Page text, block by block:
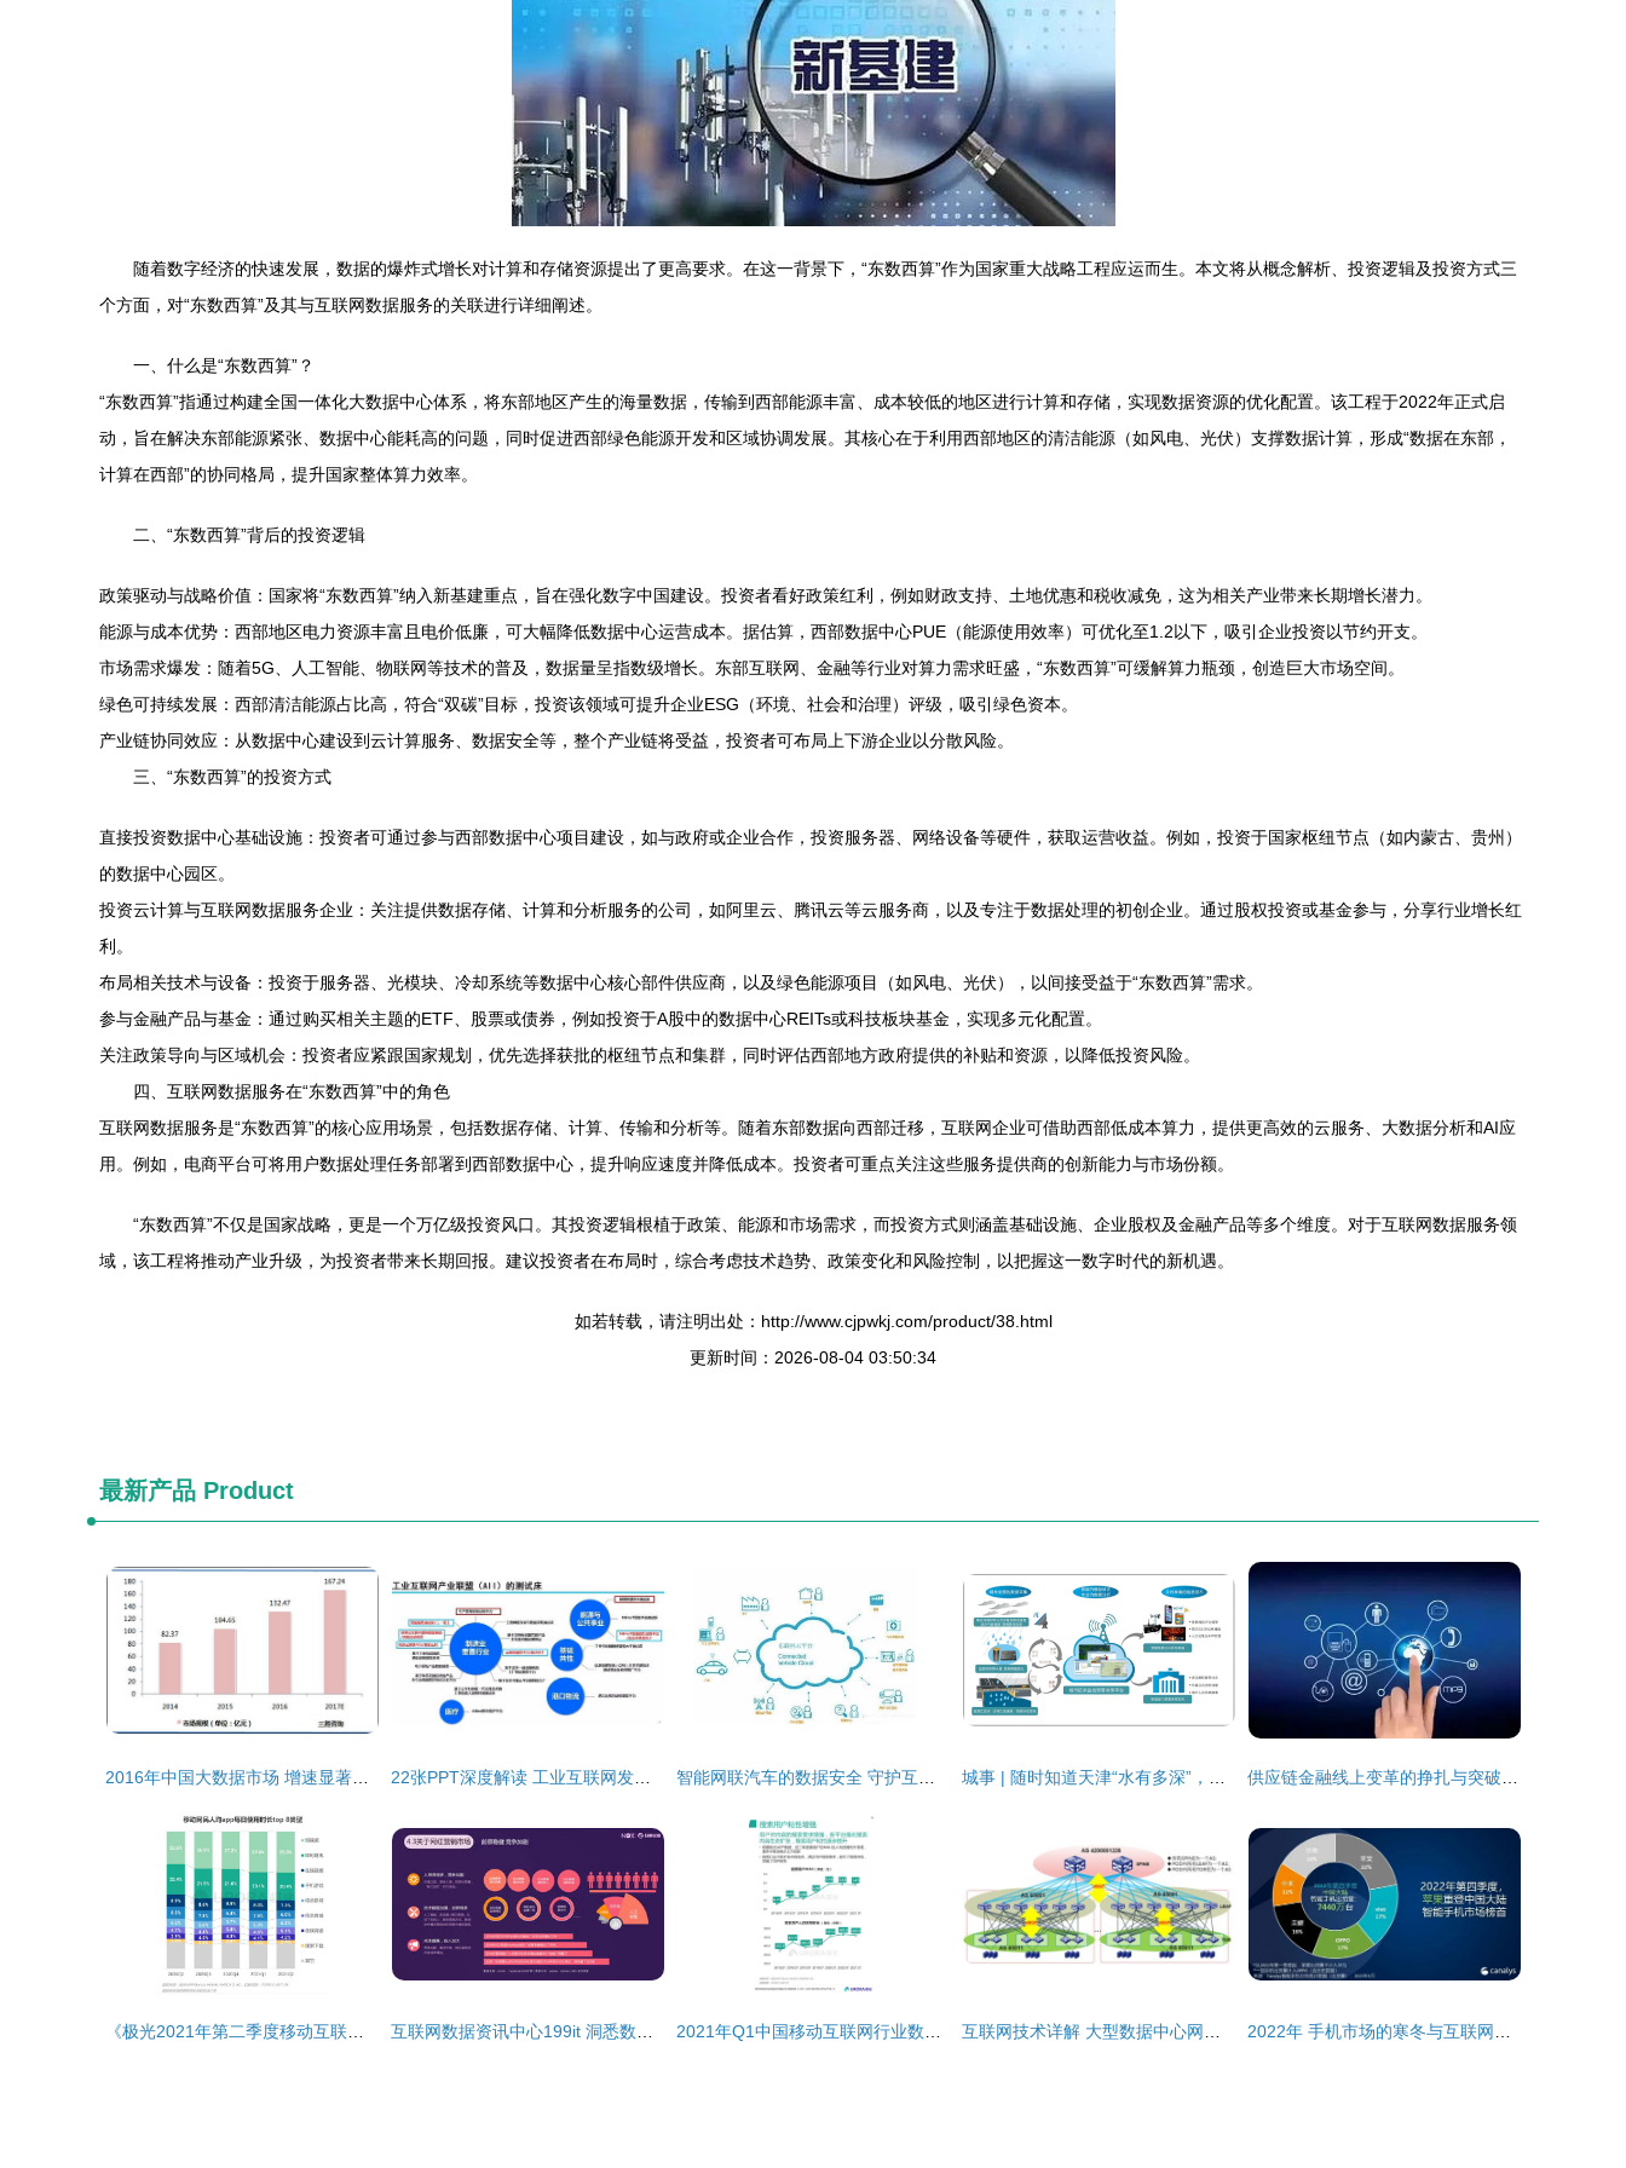
随着数字经济的快速发展，数据的爆炸式增长对计算和存储资源提出了更高要求。在这一背景下，“东数西算”作为国家重大战略工程应运而生。本文将从概念解析、投资逻辑及投资方式三
个方面，对“东数西算”及其与互联网数据服务的关联进行详细阐述。
一、什么是“东数西算”？
“东数西算”指通过构建全国一体化大数据中心体系，将东部地区产生的海量数据，传输到西部能源丰富、成本较低的地区进行计算和存储，实现数据资源的优化配置。该工程于2022年正式启
动，旨在解决东部能源紧张、数据中心能耗高的问题，同时促进西部绿色能源开发和区域协调发展。其核心在于利用西部地区的清洁能源（如风电、光伏）支撑数据计算，形成“数据在东部，
计算在西部”的协同格局，提升国家整体算力效率。
二、“东数西算”背后的投资逻辑
政策驱动与战略价值：国家将“东数西算”纳入新基建重点，旨在强化数字中国建设。投资者看好政策红利，例如财政支持、土地优惠和税收减免，这为相关产业带来长期增长潜力。
能源与成本优势：西部地区电力资源丰富且电价低廉，可大幅降低数据中心运营成本。据估算，西部数据中心PUE（能源使用效率）可优化至1.2以下，吸引企业投资以节约开支。
市场需求爆发：随着5G、人工智能、物联网等技术的普及，数据量呈指数级增长。东部互联网、金融等行业对算力需求旺盛，“东数西算”可缓解算力瓶颈，创造巨大市场空间。
绿色可持续发展：西部清洁能源占比高，符合“双碳”目标，投资该领域可提升企业ESG（环境、社会和治理）评级，吸引绿色资本。
产业链协同效应：从数据中心建设到云计算服务、数据安全等，整个产业链将受益，投资者可布局上下游企业以分散风险。
三、“东数西算”的投资方式
直接投资数据中心基础设施：投资者可通过参与西部数据中心项目建设，如与政府或企业合作，投资服务器、网络设备等硬件，获取运营收益。例如，投资于国家枢纽节点（如内蒙古、贵州）
的数据中心园区。
投资云计算与互联网数据服务企业：关注提供数据存储、计算和分析服务的公司，如阿里云、腾讯云等云服务商，以及专注于数据处理的初创企业。通过股权投资或基金参与，分享行业增长红
利。
布局相关技术与设备：投资于服务器、光模块、冷却系统等数据中心核心部件供应商，以及绿色能源项目（如风电、光伏），以间接受益于“东数西算”需求。
参与金融产品与基金：通过购买相关主题的ETF、股票或债券，例如投资于A股中的数据中心REITs或科技板块基金，实现多元化配置。
关注政策导向与区域机会：投资者应紧跟国家规划，优先选择获批的枢纽节点和集群，同时评估西部地方政府提供的补贴和资源，以降低投资风险。
四、互联网数据服务在“东数西算”中的角色
互联网数据服务是“东数西算”的核心应用场景，包括数据存储、计算、传输和分析等。随着东部数据向西部迁移，互联网企业可借助西部低成本算力，提供更高效的云服务、大数据分析和AI应
用。例如，电商平台可将用户数据处理任务部署到西部数据中心，提升响应速度并降低成本。投资者可重点关注这些服务提供商的创新能力与市场份额。
“东数西算”不仅是国家战略，更是一个万亿级投资风口。其投资逻辑根植于政策、能源和市场需求，而投资方式则涵盖基础设施、企业股权及金融产品等多个维度。对于互联网数据服务领
域，该工程将推动产业升级，为投资者带来长期回报。建议投资者在布局时，综合考虑技术趋势、政策变化和风险控制，以把握这一数字时代的新机遇。
如若转载，请注明出处：http://www.cjpwkj.com/product/38.html
更新时间：2026-08-04 03:50:34
最新产品 Product